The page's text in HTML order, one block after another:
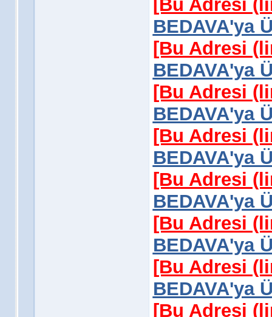
[Bu Adresi
BEDAVA'ya
[Bu Adresi
BEDAVA'ya
[Bu Adresi
BEDAVA'ya
[Bu Adresi
BEDAVA'ya
[Bu Adresi
BEDAVA'ya
[Bu Adresi
BEDAVA'ya
[Bu Adresi
BEDAVA'ya
[Bu Adresi